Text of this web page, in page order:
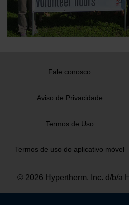
Fale conosco
Aviso de Privacidade
Termos de Uso
Termos de uso do aplicativo móvel
© 2026 Hypertherm, Inc. d/b/a